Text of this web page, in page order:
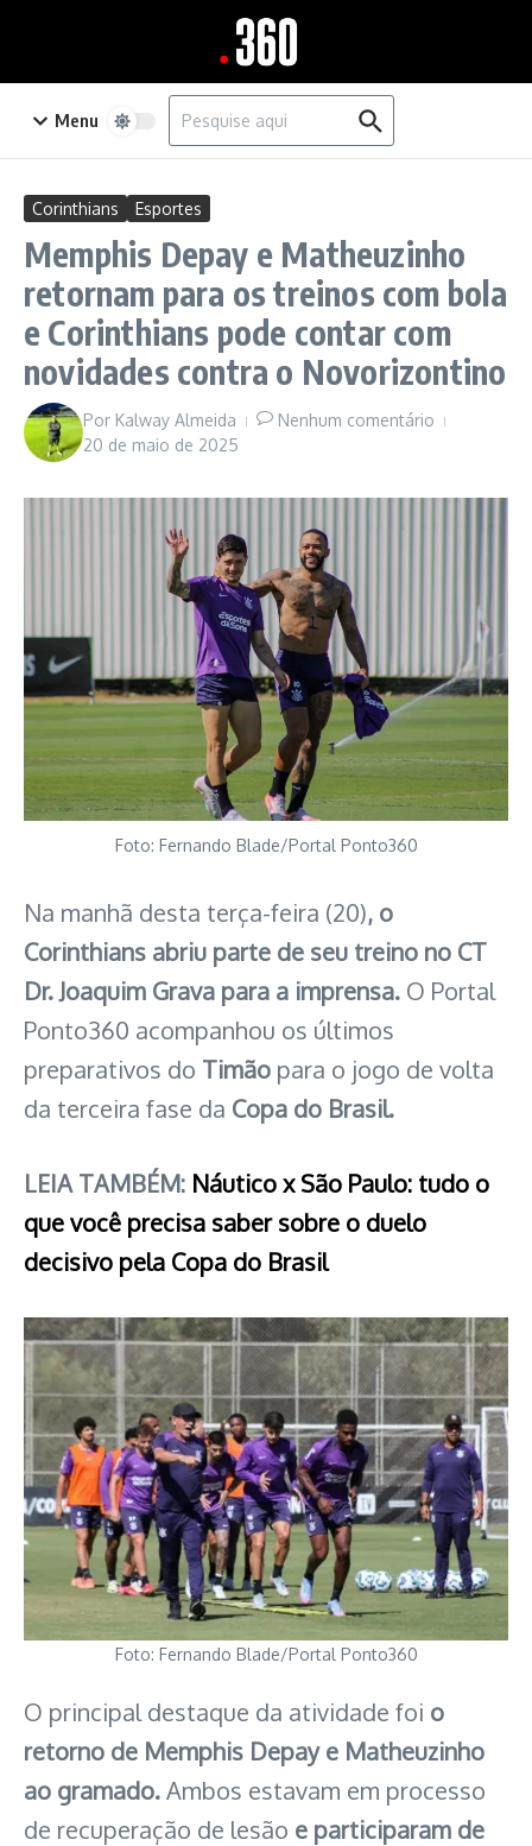
Menu
Procurar por:
Corinthians Esportes
Memphis Depay e Matheuzinho
retornam para os treinos com bola
e Corinthians pode contar com
novidades contra o Novorizontino
Por Kalway Almeida
Nenhum comentário
20 de maio de 2025
Foto: Fernando Blade/Portal Ponto360
Na manhã desta terça-feira (20), o
Corinthians abriu parte de seu treino no CT
Dr. Joaquim Grava para a imprensa. O Portal
Ponto360 acompanhou os últimos
preparativos do Timão para o jogo de volta
da terceira fase da Copa do Brasil.
LEIA TAMBÉM: Náutico x São Paulo: tudo o
que você precisa saber sobre o duelo
decisivo pela Copa do Brasil
Foto: Fernando Blade/Portal Ponto360
O principal destaque da atividade foi o
retorno de Memphis Depay e Matheuzinho
ao gramado.Ambos estavam em processo
de recuperação de lesão e participaram de